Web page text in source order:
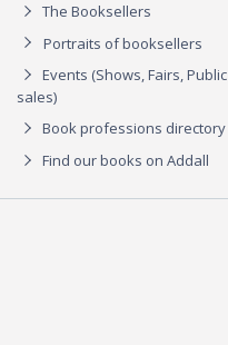
The Booksellers
Portraits of booksellers
Events (Shows, Fairs, Public
sales)
Book professions directory
Find our books on Addall